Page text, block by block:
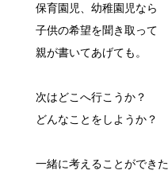
保育園児、幼稚園児なら
子供の希望を聞き取って
親が書いてあげても。
次はどこへ行こうか？
どんなことをしようか？
一緒に考えることができ